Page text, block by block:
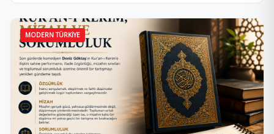
MODERN TÜRKIYE